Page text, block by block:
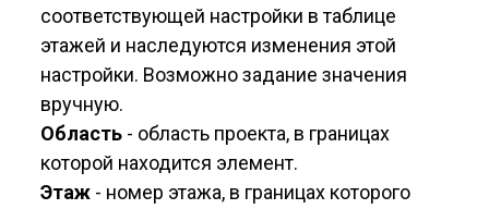
соответствующей настройки в таблице
этажей и наследуются изменения этой
настройки. Возможно задание значения
вручную.
Область - область проекта, в границах
которой находится элемент.
Этаж - номер этажа, в границах которого